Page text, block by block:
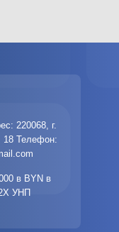
220068, г.
18 Телефон:
в BYN в
УНП